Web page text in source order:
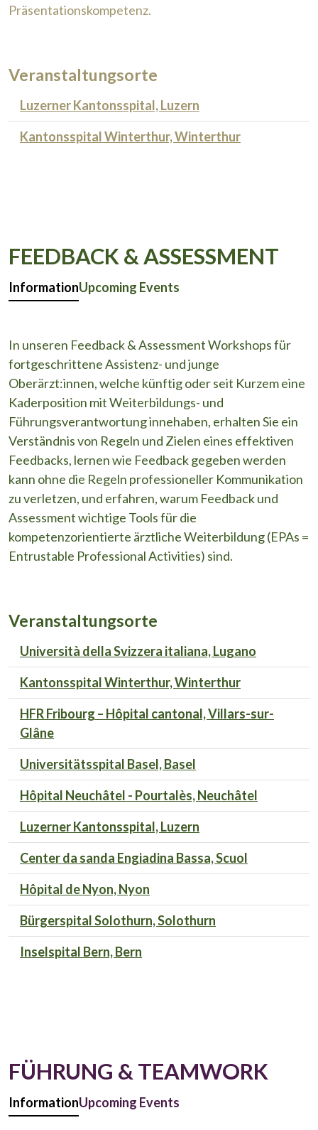
Präsentationskompetenz.
Veranstaltungsorte
Luzerner Kantonsspital, Luzern
Kantonsspital Winterthur, Winterthur
FEEDBACK & ASSESSMENT
InformationUpcoming Events
In unseren Feedback & Assessment Workshops für
fortgeschrittene Assistenz- und junge
Oberärzt:innen, welche künftig oder seit Kurzem eine
Kaderposition mit Weiterbildungs- und
Führungsverantwortung innehaben, erhalten Sie ein
Verständnis von Regeln und Zielen eines effektiven
Feedbacks, lernen wie Feedback gegeben werden
kann ohne die Regeln professioneller Kommunikation
zu verletzen, und erfahren, warum Feedback und
Assessment wichtige Tools für die
kompetenzorientierte ärztliche Weiterbildung (EPAs =
Entrustable Professional Activities) sind.
Veranstaltungsorte
Università della Svizzera italiana, Lugano
Kantonsspital Winterthur, Winterthur
HFR Fribourg – Hôpital cantonal, Villars-sur-
Glâne
Universitätsspital Basel, Basel
Hôpital Neuchâtel - Pourtalès, Neuchâtel
Luzerner Kantonsspital, Luzern
Center da sanda Engiadina Bassa, Scuol
Hôpital de Nyon, Nyon
Bürgerspital Solothurn, Solothurn
Inselspital Bern, Bern
FÜHRUNG & TEAMWORK
InformationUpcoming Events